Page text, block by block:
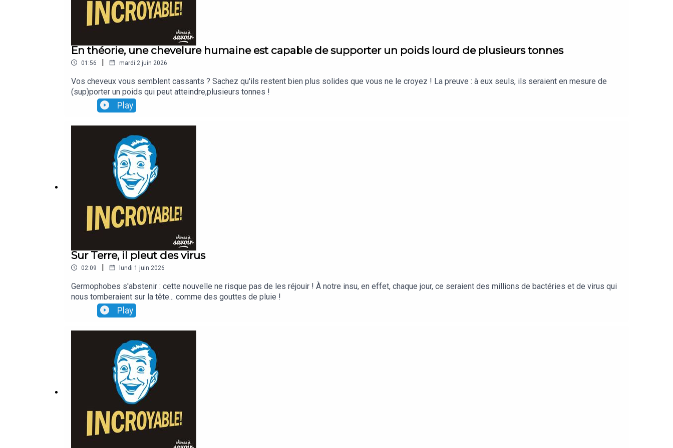
En 1848, un autre gisement est découvert à l'autre bout du pays ! Cette ruée vers l'or transformera tout l'ouest américain et, bien plus particulièrement, l’État de
Californie (surnommé "Golden State", pour l'occasion) !
En théorie, une chevelure humaine est capable de supporter un poids lourd de plusieurs tonnes
01:56 | mardi 2 juin 2026
Vos cheveux vous semblent cassants ? Sachez qu'ils restent bien plus solides que vous ne le croyez ! La preuve : à eux seuls, ils seraient en mesure de
(sup)porter un poids qui peut atteindre,plusieurs tonnes !
Play
Sur Terre, il pleut des virus
02:09 | lundi 1 juin 2026
Germophobes s'abstenir : cette nouvelle ne risque pas de les réjouir ! À notre insu, en effet, chaque jour, ce seraient des millions de bactéries et de virus qui
nous tomberaient sur la tête... comme des gouttes de pluie !
Play